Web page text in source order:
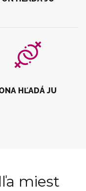
HĽADÁ JU
miest